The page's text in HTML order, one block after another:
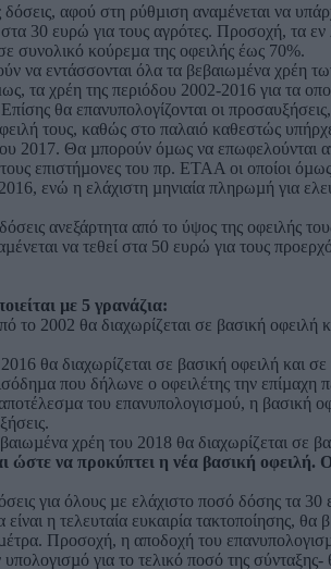
αφού στη ρύθµιση αναµένεται να
30 ευρώ για τους αγρότες. Προσοχή, τα εν
συνολικό κούρεµα της οφειλής έως 70%.
να εντάσσονται όλα τα βεβαιωµένα χρέη
τα χρέη της περιόδου 2002-2016 για τα
θα επανυπολογίζονται οι
τους, καθώς στο παλαιό καθεστώς
2017. Θα µπορούν όµως να επωφελούνται
τους επιστήµονες του πρ. ΕΤΑΑ οι οποίοι
ενώ η ελάχιστη µηνιαία πληρωµή για
ανεξάρτητα από το ύψος της οφειλής
να τεθεί στα 50 ευρώ για τους
µε 5 γρανάζια:
το 2002 θα διαχωρίζεται σε βασική οφειλή
θα διαχωρίζεται σε βασική οφειλή και
που δήλωνε ο οφειλέτης την επίµαχη
του επανυπολογισµού, η βασική
χρέη του 2018 θα διαχωρίζεται σε
ώστε να προκύπτει η νέα βασική οφειλή.
για όλους µε ελάχιστο ποσό δόσης τα 30
η τελευταία ευκαιρία τακτοποίησης,
Προσοχή, η αποδοχή του
για το τελικό ποσό της σύνταξης-